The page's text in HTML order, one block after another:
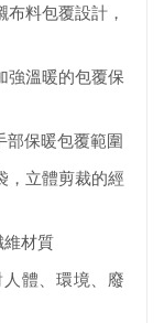
布料包覆設計，
強溫暖的包覆保
部保暖包覆範圍
，立體剪裁的經
維材質
人體、環境、廢